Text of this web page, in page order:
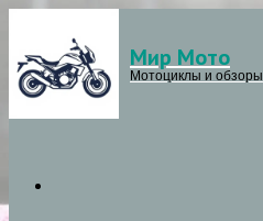
Menu Мир Мото
Мотоциклы и обзоры